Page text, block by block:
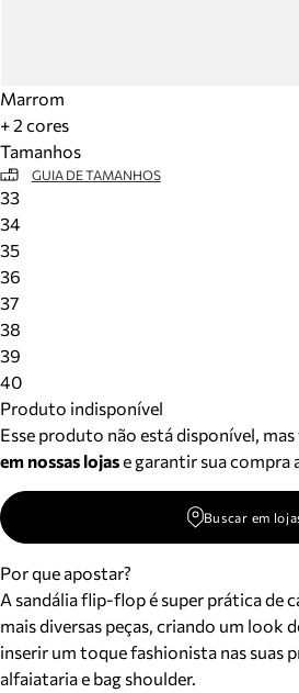
Marrom
+ 2 cores
Tamanhos
GUIA DE TAMANHOS
33
34
35
36
37
38
39
40
Produto indisponível
Esse produto não está disponível,
em nossas lojase garantir sua compra
Buscar em
Por que apostar?
A sandália flip-flop é super prática de
mais diversas peças, criando um look
inserir um toque fashionista nas suas
alfaiataria e bag shoulder.